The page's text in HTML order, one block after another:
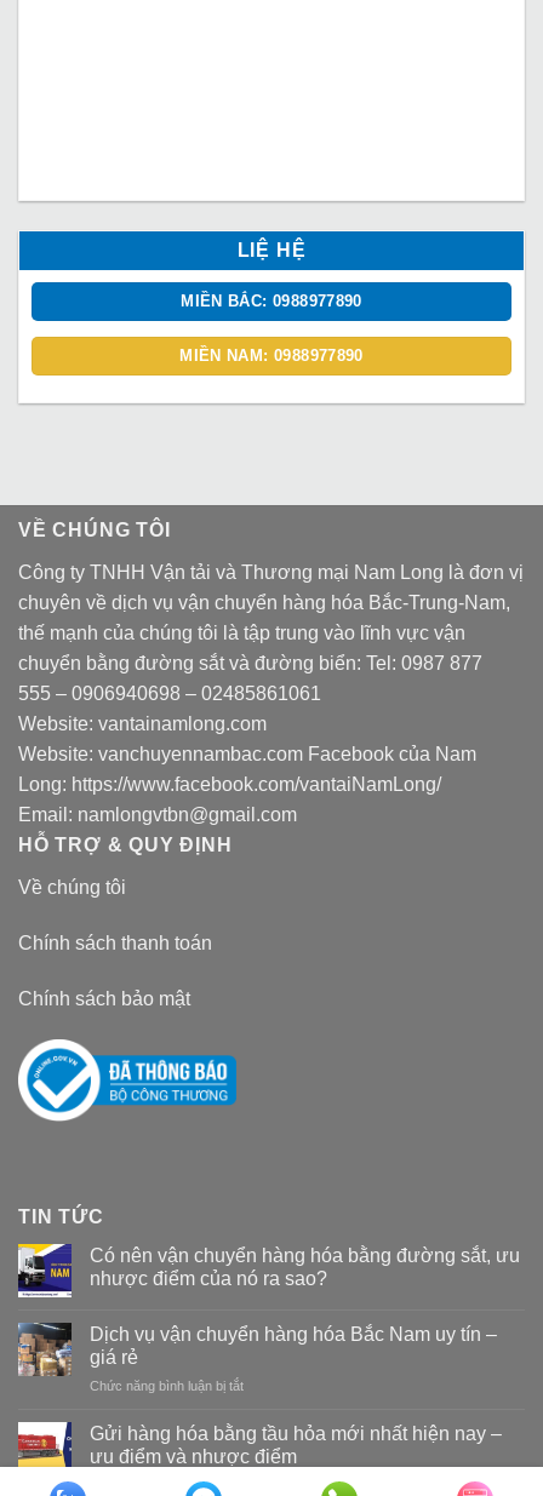
LIỆ HỆ
MIỀN BẮC: 0988977890
MIỀN NAM: 0988977890
VỀ CHÚNG TÔI
Công ty TNHH Vận tải và Thương mại Nam Long là đơn vị
chuyên về dịch vụ vận chuyển hàng hóa Bắc-Trung-Nam,
thế mạnh của chúng tôi là tập trung vào lĩnh vực vận
chuyển bằng đường sắt và đường biển: Tel: 0987 877
555 – 0906940698 – 02485861061
Website: vantainamlong.com
Website: vanchuyennambac.com Facebook của Nam
Long: https://www.facebook.com/vantaiNamLong/
Email: namlongvtbn@gmail.com
HỖ TRỢ & QUY ĐỊNH
Về chúng tôi
Chính sách thanh toán
Chính sách bảo mật
TIN TỨC
Có nên vận chuyển hàng hóa bằng đường sắt, ưu
nhược điểm của nó ra sao?
Dịch vụ vận chuyển hàng hóa Bắc Nam uy tín –
giá rẻ
Chức năng bình luận bị tắt
vụ
vận
chuyển
Gửi hàng hóa bằng tầu hỏa mới nhất hiện nay –
ưu điểm và nhược điểm